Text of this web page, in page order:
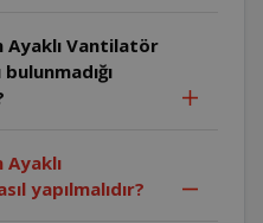
Ayaklı Vantilatör
Ayaklı
yapılmalıdır?